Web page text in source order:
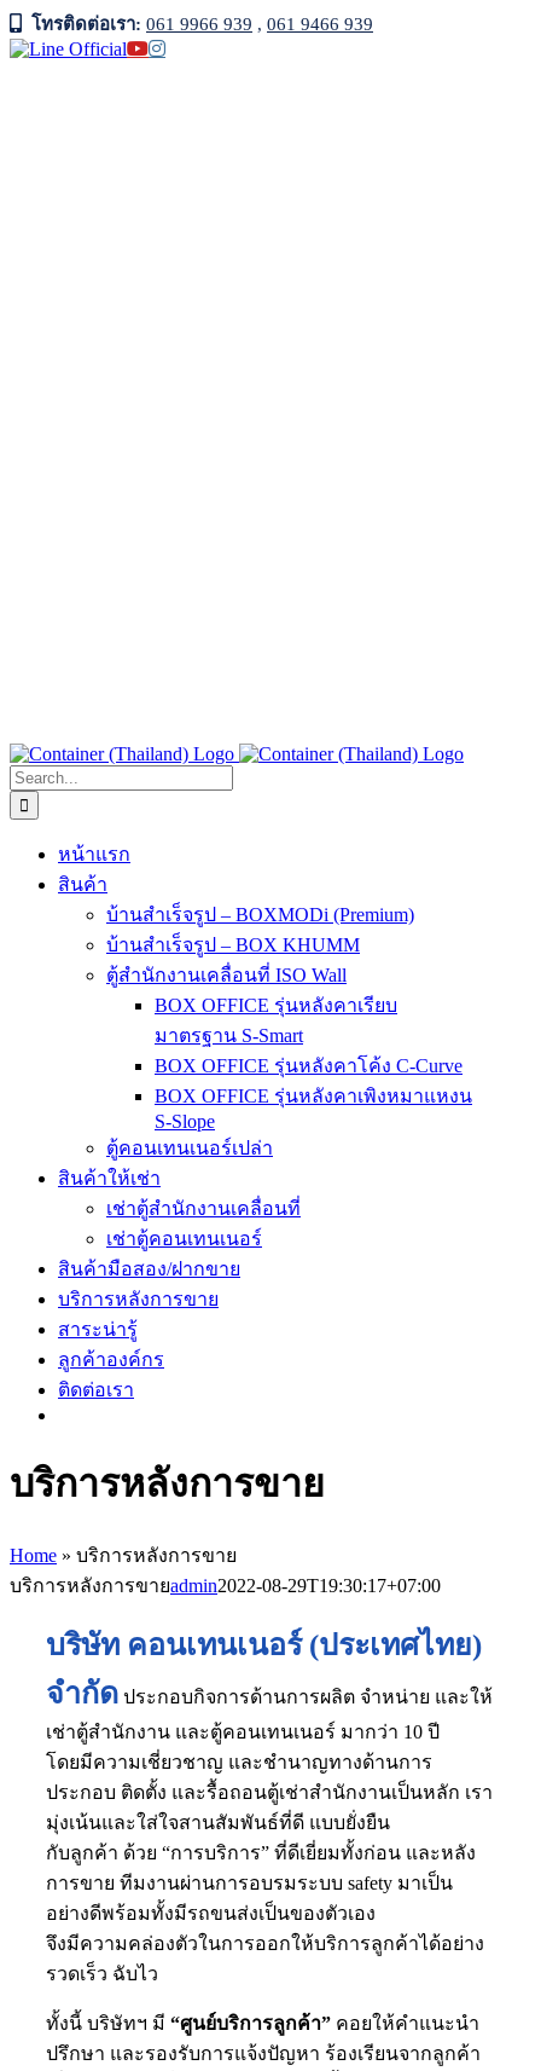
Skip
to
content
โทรติดต่อเรา: 061 9966 939 , 061 9466 939
Facebook
Line
YouTube
Instagram
Search
for:
หน้าแรก
สินค้า
บ้านสำเร็จรูป – BOXMODi (Premium)
บ้านสำเร็จรูป – BOX KHUMM
ตู้สำนักงานเคลื่อนที่ ISO Wall
BOX OFFICE รุ่นหลังคาเรียบ
มาตรฐาน S-Smart
BOX OFFICE รุ่นหลังคาโค้ง C-Curve
BOX OFFICE รุ่นหลังคาเพิงหมาแหงน
S-Slope
ตู้คอนเทนเนอร์เปล่า
สินค้าให้เช่า
เช่าตู้สำนักงานเคลื่อนที่
เช่าตู้คอนเทนเนอร์
สินค้ามือสอง/ฝากขาย
บริการหลังการขาย
สาระน่ารู้
ลูกค้าองค์กร
ติดต่อเรา
บริการหลังการขาย
Home » บริการหลังการขาย
บริการหลังการขายadmin2022-08-29T19:30:17+07:00
บริษัท คอนเทนเนอร์ (ประเทศไทย)
จำกัดประกอบกิจการด้านการผลิต จำหน่าย และให้
เช่าตู้สำนักงาน และตู้คอนเทนเนอร์ มากว่า 10 ปี
โดยมีความเชี่ยวชาญ และชำนาญทางด้านการ
ประกอบ ติดตั้ง และรื้อถอนตู้เช่าสำนักงานเป็นหลัก เรา
มุ่งเน้นและใส่ใจสานสัมพันธ์ที่ดี แบบยั่งยืน
กับลูกค้า ด้วย “การบริการ” ที่ดีเยี่ยมทั้งก่อน และหลัง
การขาย ทีมงานผ่านการอบรมระบบ safety มาเป็น
อย่างดีพร้อมทั้งมีรถขนส่งเป็นของตัวเอง
จึงมีความคล่องตัวในการออกให้บริการลูกค้าได้อย่าง
รวดเร็ว ฉับไว
ทั้งนี้ บริษัทฯ มี “ศูนย์บริการลูกค้า”คอยให้คำแนะนำ
ปรึกษา และรองรับการแจ้งปัญหา ร้องเรียนจากลูกค้า